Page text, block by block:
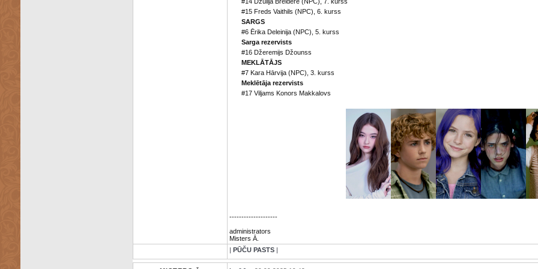
#15 Freds Vaithils (NPC), 6. kurss
SARGS
#6 Ērika Deleinija (NPC), 5. kurss
Sarga rezervists
#16 Džeremijs Džounss
MEKLĀTĀJS
#7 Kara Hārvija (NPC), 3. kurss
Meklētāja rezervists
#17 Viljams Konors Makkalovs
--------------------
administrators
Misters Ā.
| PŪČU PASTS|